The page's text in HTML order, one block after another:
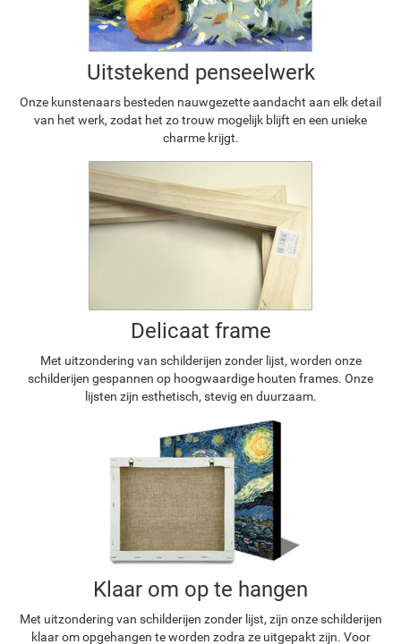
Uitstekend penseelwerk
Onze kunstenaars besteden nauwgezette aandacht aan elk detail
van het werk, zodat het zo trouw mogelijk blijft en een unieke
charme krijgt.
Delicaat frame
Met uitzondering van schilderijen zonder lijst, worden onze
schilderijen gespannen op hoogwaardige houten frames. Onze
lijsten zijn esthetisch, stevig en duurzaam.
Klaar om op te hangen
Met uitzondering van schilderijen zonder lijst, zijn onze schilderijen
klaar om opgehangen te worden zodra ze uitgepakt zijn. Voor